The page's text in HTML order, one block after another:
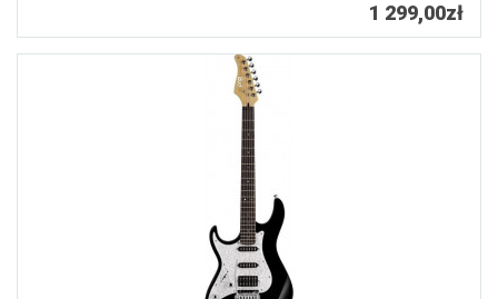
1 299,00zł